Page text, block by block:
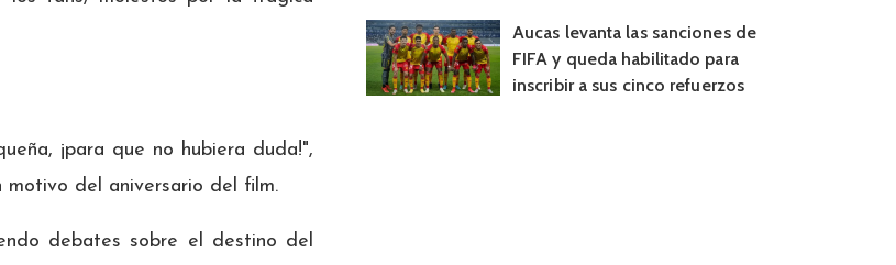
¡para que no hubiera duda!",
motivo del aniversario del film.
debates sobre el destino del
Aucas levanta las sanciones de
FIFA y queda habilitado para
inscribir a sus cinco refuerzos